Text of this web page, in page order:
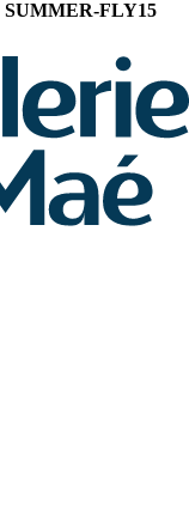
SUMMER-FLY15